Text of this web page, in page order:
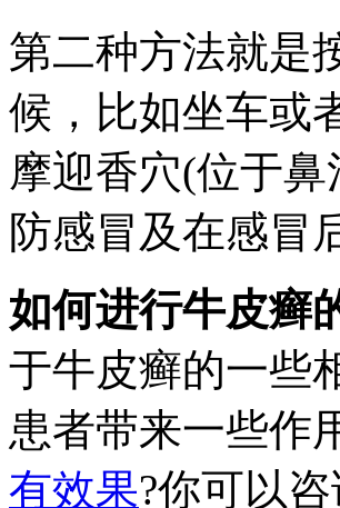
第二种方法就是
候，比如坐车或
摩迎香穴(位于
防感冒及在感冒
如何进行牛皮癣
于牛皮癣的一些
患者带来一些作
有效果?你可以